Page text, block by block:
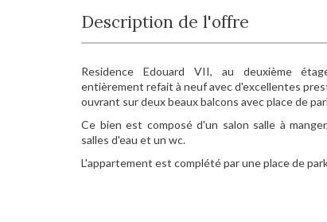
Description de l'offre
Residence Edouard VII, au deuxième
entièrement refait à neuf avec d'excellentes
ouvrant sur deux beaux balcons avec place de
Ce bien est composé d'un salon salle à
salles d'eau et un wc.
L'appartement est complété par une place de